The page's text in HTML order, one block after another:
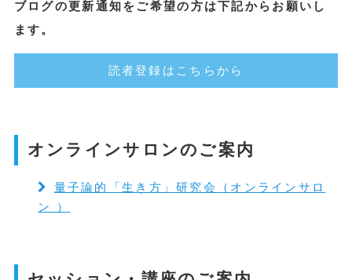
ブログの更新通知をご希望の方は下記からお願いし
ます。
読者登録はこちらから
オンラインサロンのご案内
量子論的「生き方」研究会（オンラインサロ
ン ）